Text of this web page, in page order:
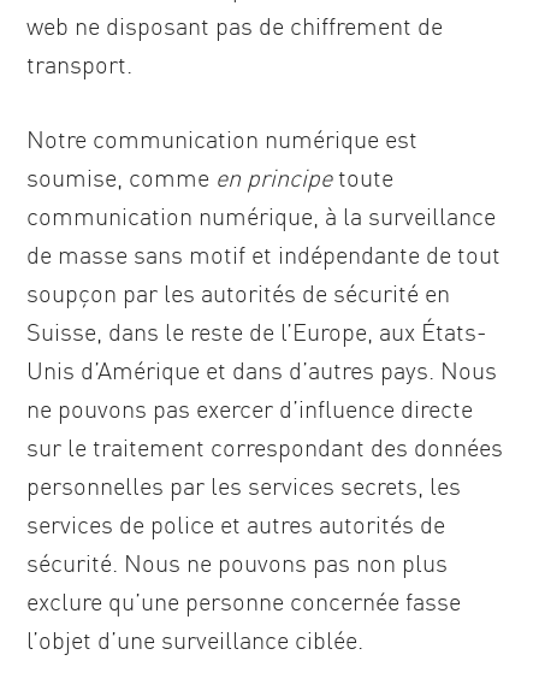
web ne disposant pas de chiffrement de
transport.
Notre communication numérique est
soumise, comme en principetoute
communication numérique, à la surveillance
de masse sans motif et indépendante de tout
soupçon par les autorités de sécurité en
Suisse, dans le reste de l’Europe, aux États-
Unis d’Amérique et dans d’autres pays. Nous
ne pouvons pas exercer d’influence directe
sur le traitement correspondant des données
personnelles par les services secrets, les
services de police et autres autorités de
sécurité. Nous ne pouvons pas non plus
exclure qu’une personne concernée fasse
l’objet d’une surveillance ciblée.